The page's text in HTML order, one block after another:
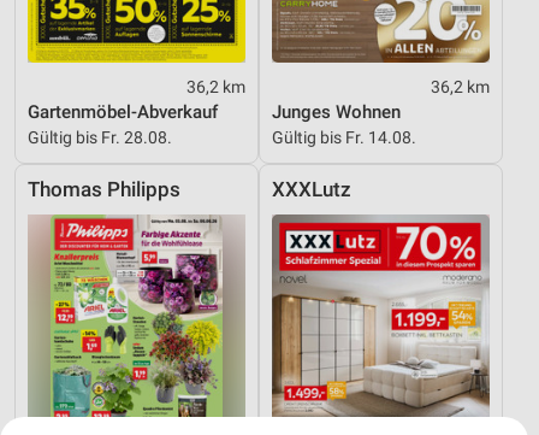
36,2 km
Gartenmöbel-Abverkauf
Gültig bis Fr. 28.08.
36,2 km
Junges Wohnen
Gültig bis Fr. 14.08.
Thomas Philipps XXXLutz